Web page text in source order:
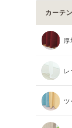
カーテン
厚
ツ